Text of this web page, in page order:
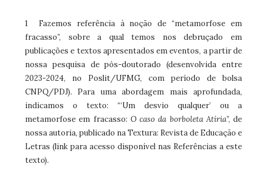
1 Fazemos referência à noção de “metamorfose em
fracasso”, sobre a qual temos nos debruçado em
publicações e textos apresentados em eventos, a partir de
nossa pesquisa de pós-doutorado (desenvolvida entre
2023-2024, no Poslit/UFMG, com período de bolsa
CNPQ/PDJ). Para uma abordagem mais aprofundada,
indicamos o texto: “‘Um desvio qualquer’ ou a
metamorfose em fracasso: O caso da borboleta Atíria”, de
nossa autoria, publicado na Textura: Revista de Educação e
Letras (link para acesso disponível nas Referências a este
texto).